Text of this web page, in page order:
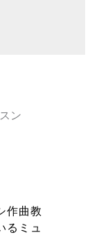
ン
作曲教
るミュ